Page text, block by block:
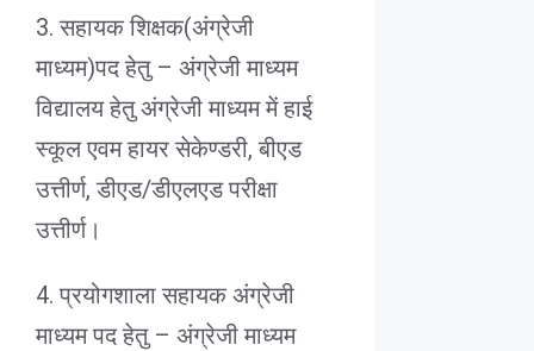
3. सहायक शिक्षक(अंग्रेजी
माध्यम)पद हेतु – अंग्रेजी माध्यम
विद्यालय हेतु अंग्रेजी माध्यम में हाई
स्कूल एवम हायर सेकेण्डरी, बीएड
उत्तीर्ण, डीएड/डीएलएड परीक्षा
उत्तीर्ण।
4. प्रयोगशाला सहायक अंग्रेजी
माध्यम पद हेतु – अंग्रेजी माध्यम